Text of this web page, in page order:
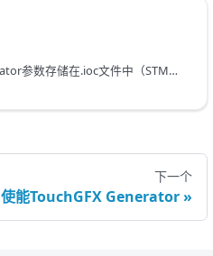
TouchGFX Generator参数存储在.ioc文件中（STM32CubeMX工程）。 当发布新版TouchGFX 生成器时，旧版的参数可能与新版的参数不兼容，并可能需要迁移。 本节介绍在STM32CubeMX中成功迁移和更新项目所需的步骤。
下一个
使能TouchGFX Generator